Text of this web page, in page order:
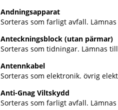
Andningsapparat
Sorteras som farligt avfall.
Anteckningsblock (utan pärmar)
Sorteras som tidningar. Lämnas
Antennkabel
Sorteras som elektronik. övrig
Anti-Gnag Viltskydd
Sorteras som farligt avfall.